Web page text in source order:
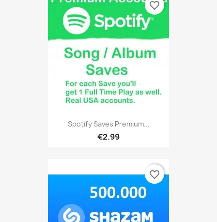
Spotify Saves Premium...
€2.99
favorite_border
favorite_border